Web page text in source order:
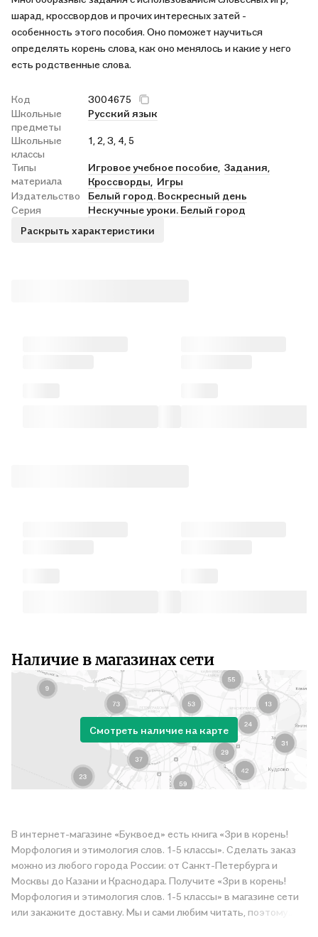
шарад, кроссвордов и прочих интересных затей -
особенность этого пособия. Оно поможет научиться
определять корень слова, как оно менялось и какие у него
есть родственные слова.
Код
3004675
Школьные
предметы
Русский язык
Школьные
классы
1, 2, 3, 4, 5
Типы
материала
Игровое учебное пособие, Задания,
Кроссворды,
Игры
Издательство
Белый город. Воскресный день
Серия
Нескучные уроки. Белый город
Раскрыть характеристики
Наличие в магазинах сети
Смотреть наличие на карте
В интернет-магазине «Буквоед» есть книга «Зри в корень!
Морфология и этимология слов. 1-5 классы». Сделать заказ
можно из любого города России: от Санкт-Петербурга и
Москвы до Казани и Краснодара. Получите «Зри в корень!
Морфология и этимология слов. 1-5 классы» в магазине сети
или закажите доставку. Мы и сами любим читать, поэтому